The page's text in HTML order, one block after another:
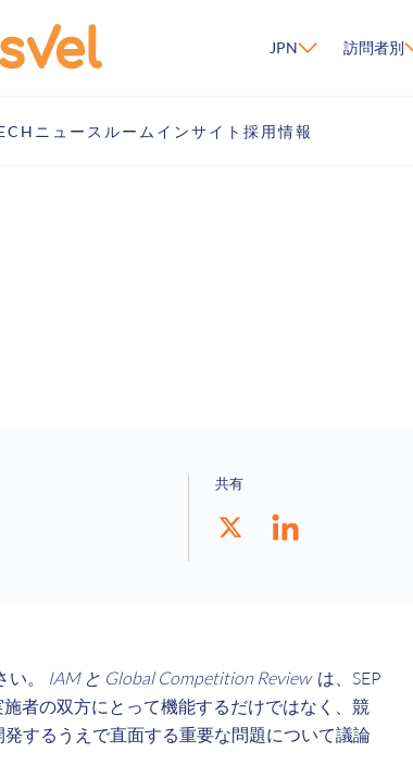
JPN 訪問者別
ニュースルーム インサイト 採用情報
共有
い。 IAM と Global Competition Review は、SEP
者の双方にとって機能するだけではなく、競
するうえで直面する重要な問題について議論